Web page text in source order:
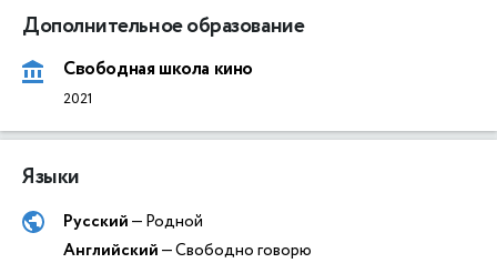
Дополнительное образование
Свободная школа кино
2021
Языки
Русский— Родной
Английский— Свободно говорю